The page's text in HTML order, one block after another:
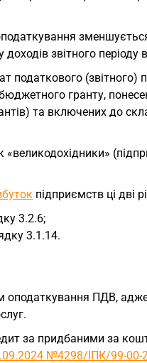
звітного
податкового (звітного)
гранту,
та включених до
«великодохідники»
підприємств ці дві
3.2.6;
3.1.14.
оподаткування ПДВ,
за придбаними за
№4298/ІПК/99-00-